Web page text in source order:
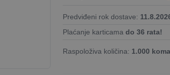
Predviđeni rok dostave:
Plaćanje karticama do 36 rata!
Raspoloživa količina: 1.000